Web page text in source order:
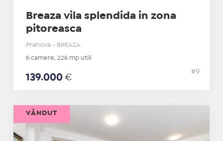
Breaza vila splendida in zona
pitoreasca
Prahova - BREAZA
6 camere, 226 mp utili
139.000 €
#9
VÂNDUT